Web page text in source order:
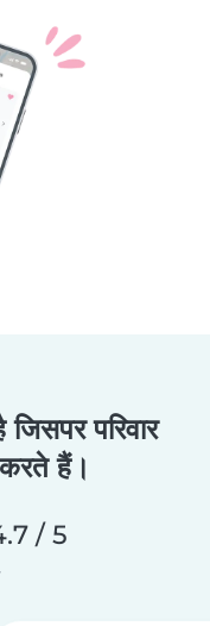
परिवार
हैं।
/ 5